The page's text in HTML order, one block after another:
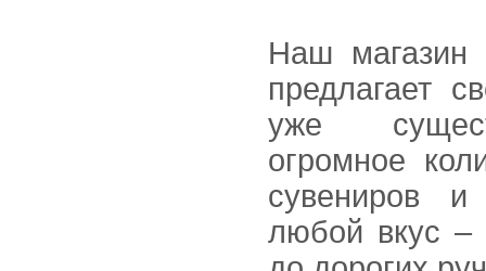
Наш магазин
предлагает
уже
огромное
сувениров
любой вкус –